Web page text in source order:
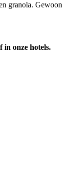
granola. Gewoon
in onze hotels.